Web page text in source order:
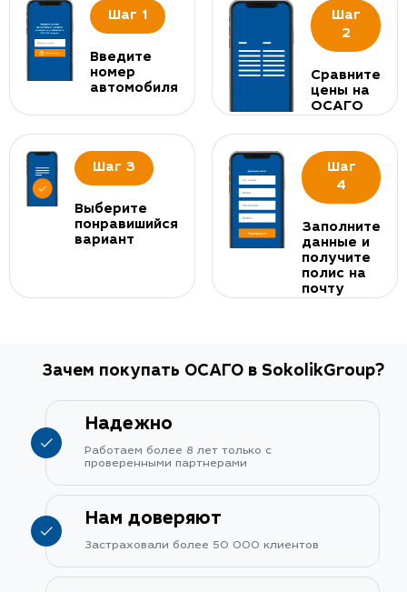
Шаг 1
Введите
номер
автомобиля
Шаг
2
Сравните
цены на
ОСАГО
Шаг 3
Выберите
понравишийся
вариант
Шаг
4
Заполните
данные и
получите
полис на
почту
Зачем покупать ОСАГО в SokolikGroup?
Надежно
Работаем более 8 лет только с
проверенными партнерами
Нам доверяют
Застраховали более 50 000 клиентов